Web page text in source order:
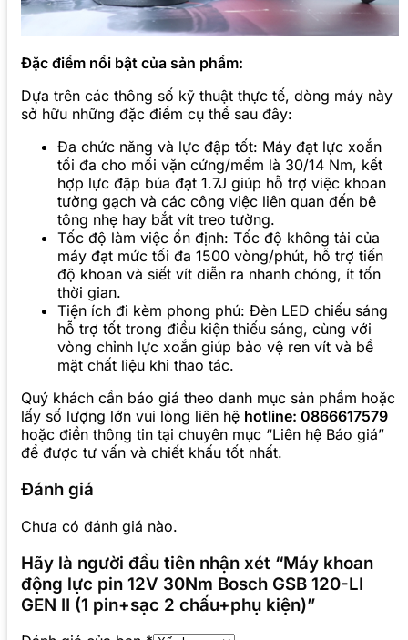
Đặc điểm nổi bật của sản phẩm:
Dựa trên các thông số kỹ thuật thực tế, dòng máy này
sở hữu những đặc điểm cụ thể sau đây:
Đa chức năng và lực đập tốt: Máy đạt lực xoắn
tối đa cho mối vặn cứng/mềm là 30/14 Nm, kết
hợp lực đập búa đạt 1.7J giúp hỗ trợ việc khoan
tường gạch và các công việc liên quan đến bê
tông nhẹ hay bắt vít treo tường.
Tốc độ làm việc ổn định: Tốc độ không tải của
máy đạt mức tối đa 1500 vòng/phút, hỗ trợ tiến
độ khoan và siết vít diễn ra nhanh chóng, ít tốn
thời gian.
Tiện ích đi kèm phong phú: Đèn LED chiếu sáng
hỗ trợ tốt trong điều kiện thiếu sáng, cùng với
vòng chỉnh lực xoắn giúp bảo vệ ren vít và bề
mặt chất liệu khi thao tác.
Quý khách cần báo giá theo danh mục sản phẩm hoặc
lấy số lượng lớn vui lòng liên hệ hotline: 0866617579
hoặc điền thông tin tại chuyên mục “Liên hệ Báo giá”
để được tư vấn và chiết khấu tốt nhất.
Đánh giá
Chưa có đánh giá nào.
Hãy là người đầu tiên nhận xét “Máy khoan
động lực pin 12V 30Nm Bosch GSB 120-LI
GEN II (1 pin+sạc 2 chấu+phụ kiện)”